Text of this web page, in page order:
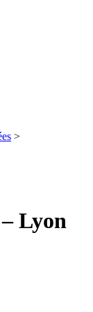
>
Lyon